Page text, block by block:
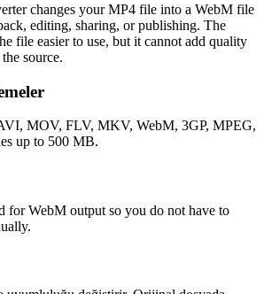
changes your MP4 file into a WebM file
editing, sharing, or publishing. The
file easier to use, but it cannot add quality
source.
MOV, FLV, MKV, WebM, 3GP, MPEG,
up to 500 MB.
for WebM output so you do not have to